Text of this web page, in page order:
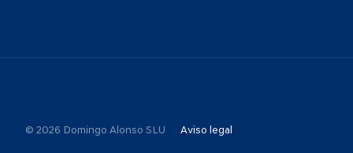
© 2026 Domingo Alonso SLU Aviso legal